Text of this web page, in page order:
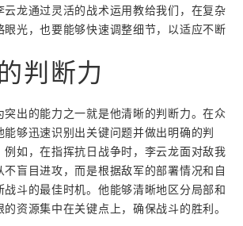
龙通过灵活的战术运用教给我们，在复杂
眼光，也要能够快速调整细节，以适应不断
判断力
出的能力之一就是他清晰的判断力。在众
能够迅速识别出关键问题并做出明确的判
例如，在指挥抗日战争时，李云龙面对敌我
盲目进攻，而是根据敌军的部署情况和自
战斗的最佳时机。他能够清晰地区分局部和
资源集中在关键点上，确保战斗的胜利。